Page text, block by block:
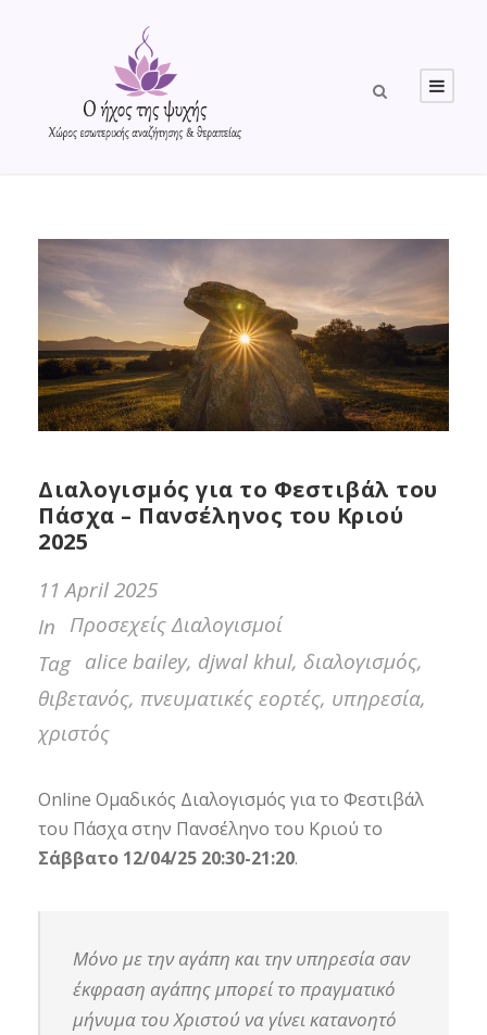
Διαλογισμός για το Φεστιβάλ του
Πάσχα – Πανσέληνος του Κριού
2025
11 April 2025
In Προσεχείς Διαλογισμοί
Tag alice bailey, djwal khul, διαλογισμός,
θιβετανός, πνευματικές εορτές, υπηρεσία,
χριστός
Online Ομαδικός Διαλογισμός για το Φεστιβάλ
του Πάσχα στην Πανσέληνο του Κριού το
Σάββατο 12/04/25 20:30-21:20.
Μόνο με την αγάπη και την υπηρεσία σαν
έκφραση αγάπης μπορεί το πραγματικό
μήνυμα του Χριστού να γίνει κατανοητό